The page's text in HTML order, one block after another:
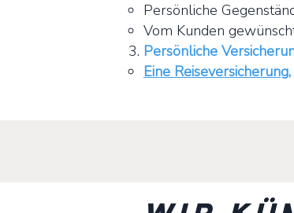
Persönliche
Vom Kunden
Persönliche
Eine Reiseversicherung,